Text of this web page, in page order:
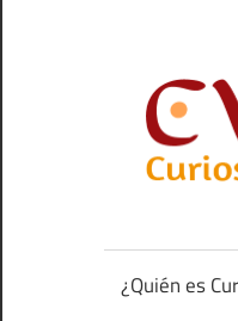
contenido
anécdotas
de
¿Quién es